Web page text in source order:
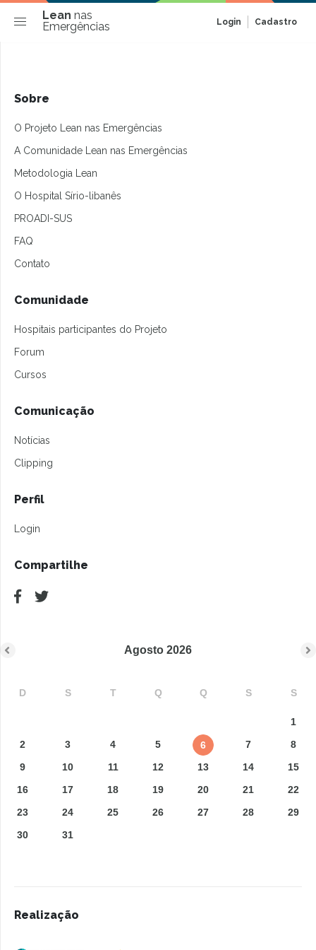
Lean nas
Emergências
Login Cadastro
Sobre
O Projeto Lean nas Emergências
A Comunidade Lean nas Emergências
Metodologia Lean
O Hospital Sírio-libanês
PROADI-SUS
FAQ
Contato
Comunidade
Hospitais participantes do Projeto
Forum
Cursos
Comunicação
Notícias
Clipping
Perfil
Login
Compartilhe
Agosto 2026
D S T Q Q S S
1
2
3 4 5 6 7
8
9
10 11 12 13 14
15
16
17 18 19 20 21
22
23
24 25 26 27 28
29
30
31
Realização